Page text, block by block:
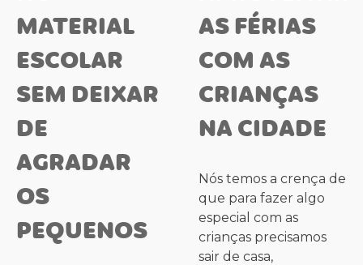
MATERIAL
ESCOLAR
SEM DEIXAR
DE
AGRADAR
OS
PEQUENOS
AS FÉRIAS
COM AS
CRIANÇAS
NA CIDADE
Nós temos a crença de
que para fazer algo
especial com as
crianças precisamos
sair de casa,